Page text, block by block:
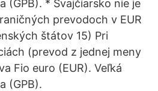
(GPB). * Švajčiarsko nie je
prevodoch v EUR
štátov 15) Pri
(prevod z jednej meny
Fio euro (EUR). Veľká
(GPB).